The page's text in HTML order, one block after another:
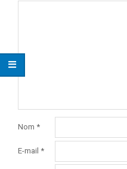
Nom *
E-mail *